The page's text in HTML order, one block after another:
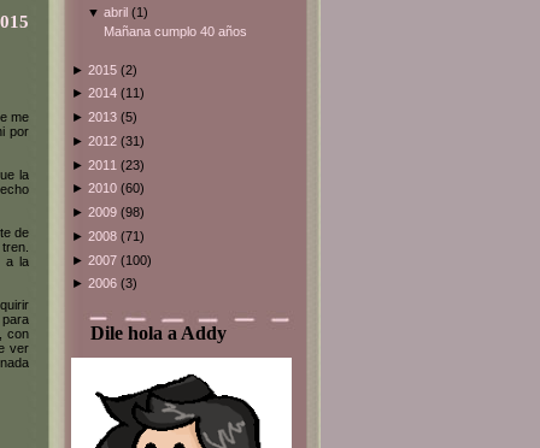
me
por
la
de
a la
con
ver
▼abril(1)
Mañana cumplo 40 años
► 2015 (2)
► 2014 (11)
► 2013 (5)
► 2012 (31)
► 2011 (23)
► 2010 (60)
► 2009 (98)
► 2008 (71)
► 2007 (100)
► 2006 (3)
Dile hola a Addy